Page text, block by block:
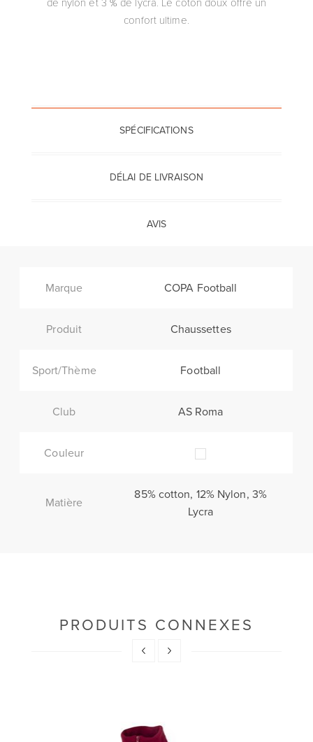
confort ultime.
SPÉCIFICATIONS
DÉLAI DE LIVRAISON
AVIS
Marque COPA Football
Produit Chaussettes
Sport/Thème Football
Club AS Roma
Couleur
Matière
85% cotton, 12% Nylon, 3%
Lycra
PRODUITS CONNEXES